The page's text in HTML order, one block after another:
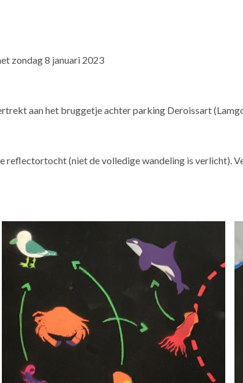
zondag 8 januari 2023
aan het bruggetje achter parking Deroissart
reflectortocht (niet de volledige wandeling is verlicht).